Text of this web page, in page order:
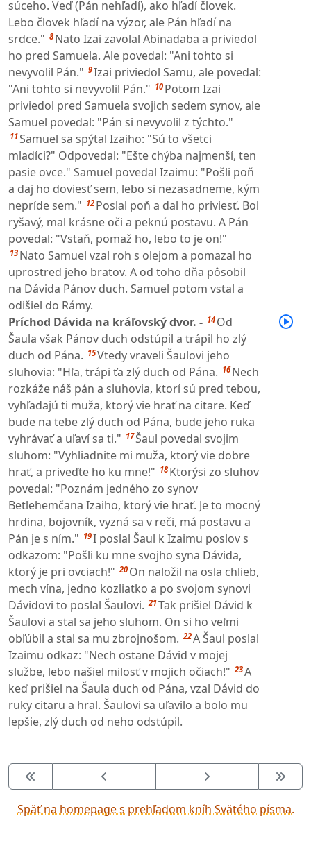
súceho. Veď (Pán nehľadí), ako hľadí človek.
Lebo človek hľadí na výzor, ale Pán hľadí na
srdce." 8 Nato Izai zavolal Abinadaba a priviedol
ho pred Samuela. Ale povedal: "Ani tohto si
nevyvolil Pán." 9Izai priviedol Samu, ale povedal:
"Ani tohto si nevyvolil Pán." 10 Potom Izai
priviedol pred Samuela svojich sedem synov, ale
Samuel povedal: "Pán si nevyvolil z týchto."
11Samuel sa spýtal Izaiho: "Sú to všetci
mladíci?" Odpovedal: "Ešte chýba najmenší, ten
pasie ovce." Samuel povedal Izaimu: "Pošli poň
a daj ho doviesť sem, lebo si nezasadneme, kým
nepríde sem." 12 Poslal poň a dal ho priviesť. Bol
ryšavý, mal krásne oči a peknú postavu. A Pán
povedal: "Vstaň, pomaž ho, lebo to je on!"
13 Nato Samuel vzal roh s olejom a pomazal ho
uprostred jeho bratov. A od toho dňa pôsobil
na Dávida Pánov duch. Samuel potom vstal a
odišiel do Rámy.
Príchod Dávida na kráľovský dvor. - 14 Od
Šaula však Pánov duch odstúpil a trápil ho zlý
duch od Pána. 15Vtedy vraveli Šaulovi jeho
sluhovia: "Hľa, trápi ťa zlý duch od Pána. 16 Nech
rozkáže náš pán a sluhovia, ktorí sú pred tebou,
vyhľadajú ti muža, ktorý vie hrať na citare. Keď
bude na tebe zlý duch od Pána, bude jeho ruka
vyhrávať a uľaví sa ti." 17Šaul povedal svojim
sluhom: "Vyhliadnite mi muža, ktorý vie dobre
hrať, a priveďte ho ku mne!" 18 Ktorýsi zo sluhov
povedal: "Poznám jedného zo synov
Betlehemčana Izaiho, ktorý vie hrať. Je to mocný
hrdina, bojovník, vyzná sa v reči, má postavu a
Pán je s ním." 19I poslal Šaul k Izaimu poslov s
odkazom: "Pošli ku mne svojho syna Dávida,
ktorý je pri ovciach!" 20 On naložil na osla chlieb,
mech vína, jedno kozliatko a po svojom synovi
Dávidovi to poslal Šaulovi. 21Tak prišiel Dávid k
Šaulovi a stal sa jeho sluhom. On si ho veľmi
obľúbil a stal sa mu zbrojnošom. 22A Šaul poslal
Izaimu odkaz: "Nech ostane Dávid v mojej
službe, lebo našiel milosť v mojich očiach!" 23A
keď prišiel na Šaula duch od Pána, vzal Dávid do
ruky citaru a hral. Šaulovi sa uľavilo a bolo mu
lepšie, zlý duch od neho odstúpil.
Späť na homepage s prehľadom kníh Svätého písma.